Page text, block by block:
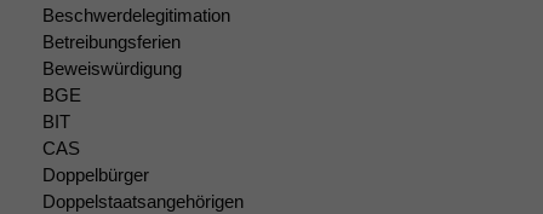
Beschwerdelegitimation
Betreibungsferien
Beweiswürdigung
BGE
BIT
CAS
Doppelbürger
Doppelstaatsangehörigen